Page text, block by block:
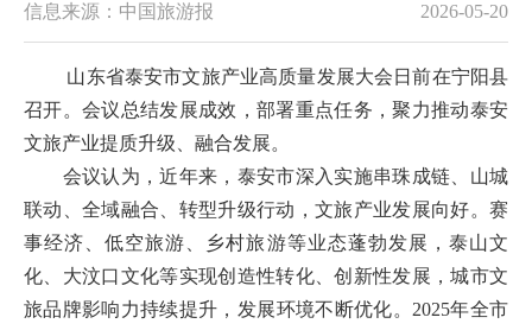
信息来源：中国旅游报 2026-05-20
山东省泰安市文旅产业高质量发展大会日前在宁阳县
召开。会议总结发展成效，部署重点任务，聚力推动泰安
文旅产业提质升级、融合发展。
会议认为，近年来，泰安市深入实施串珠成链、山城
联动、全域融合、转型升级行动，文旅产业发展向好。赛
事经济、低空旅游、乡村旅游等业态蓬勃发展，泰山文
化、大汶口文化等实现创造性转化、创新性发展，城市文
旅品牌影响力持续提升，发展环境不断优化。2025年全市